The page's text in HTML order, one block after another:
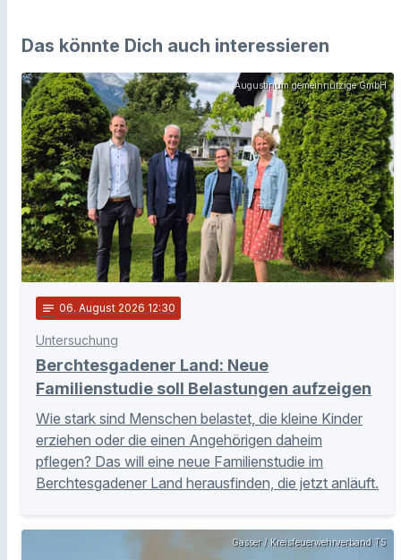
Das könnte Dich auch interessieren
Augustinum gemeinnützige GmbH
notes 06. August 2026 12:30
Untersuchung
Berchtesgadener Land: Neue
Familienstudie soll Belastungen aufzeigen
Wie stark sind Menschen belastet, die kleine Kinder
erziehen oder die einen Angehörigen daheim
pflegen? Das will eine neue Familienstudie im
Berchtesgadener Land herausfinden, die jetzt anläuft.
Gasser / Kreisfeuerwehrverband TS